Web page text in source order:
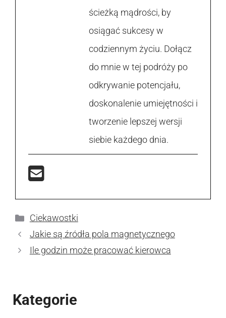
ścieżką mądrości, by
osiągać sukcesy w
codziennym życiu. Dołącz
do mnie w tej podróży po
odkrywanie potencjału,
doskonalenie umiejętności i
tworzenie lepszej wersji
siebie każdego dnia.
Kategorie
Ciekawostki
Jakie są źródła pola magnetycznego
Ile godzin może pracować kierowca
Kategorie